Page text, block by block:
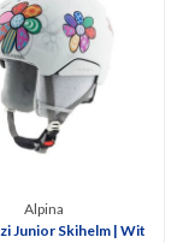
Alpina
Junior Skihelm | Wit